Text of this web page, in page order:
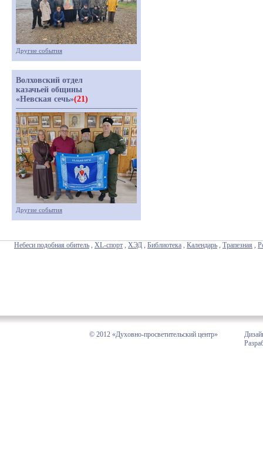
Другие события
Волховский отдел
казачьей общины
«Невская сечь»(21)
Другие события
Небеси подобная обитель , XL-спорт , ХЭД , Библиотека , Календарь , Трапезная ,
© 2012 «Духовно-просветительский центр»